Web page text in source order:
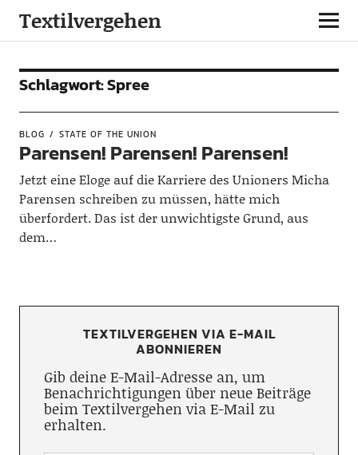
Textilvergehen
Schlagwort:Spree
BLOG STATE OF THE UNION
Parensen! Parensen! Parensen!
Jetzt eine Eloge auf die Karriere des Unioners Micha
Parensen schreiben zu müssen, hätte mich
überfordert. Das ist der unwichtigste Grund, aus
dem…
TEXTILVERGEHEN VIA E-MAIL
ABONNIEREN
Gib deine E-Mail-Adresse an, um
Benachrichtigungen über neue Beiträge
beim Textilvergehen via E-Mail zu
erhalten.